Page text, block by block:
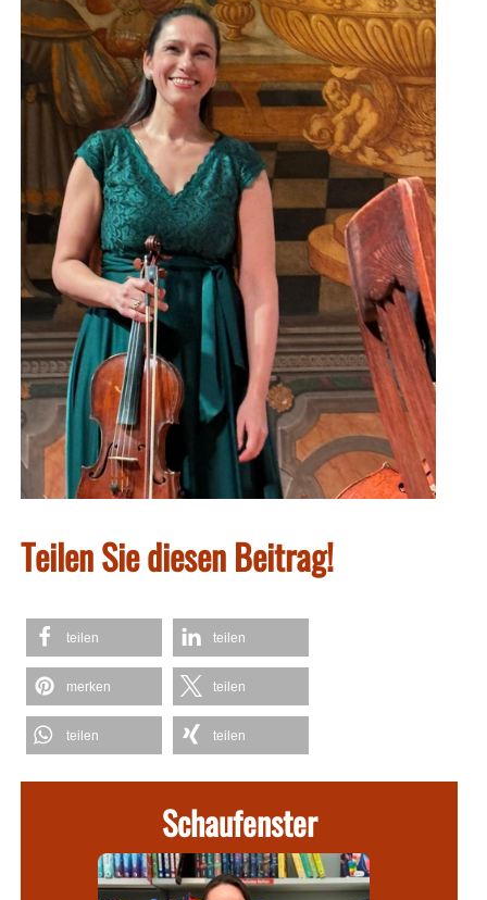
Teilen Sie diesen Beitrag!
teilen teilen
merken teilen
teilen teilen
Schaufenster